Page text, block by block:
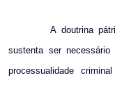
A doutrina
sustenta ser
processualidade